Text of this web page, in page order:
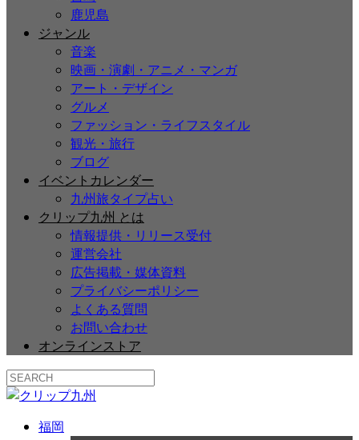
鹿児島
ジャンル
音楽
映画・演劇・アニメ・マンガ
アート・デザイン
グルメ
ファッション・ライフスタイル
観光・旅行
ブログ
イベントカレンダー
九州旅タイプ占い
クリップ九州 とは
情報提供・リリース受付
運営会社
広告掲載・媒体資料
プライバシーポリシー
よくある質問
お問い合わせ
オンラインストア
福岡